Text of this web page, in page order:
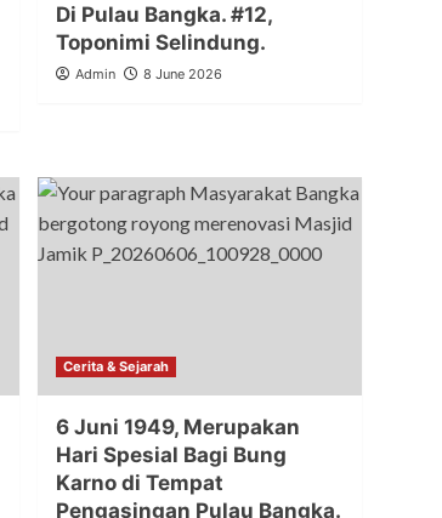
Di Pulau Bangka. #12,
Toponimi Selindung.
Admin 8 June 2026
Cerita & Sejarah
6 Juni 1949, Merupakan
Hari Spesial Bagi Bung
Karno di Tempat
Pengasingan Pulau Bangka.